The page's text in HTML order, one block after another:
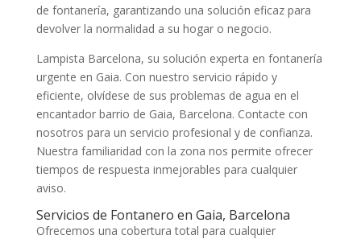
de fontanería, garantizando una solución eficaz para
devolver la normalidad a su hogar o negocio.
Lampista Barcelona, su solución experta en fontanería
urgente en Gaia. Con nuestro servicio rápido y
eficiente, olvídese de sus problemas de agua en el
encantador barrio de Gaia, Barcelona. Contacte con
nosotros para un servicio profesional y de confianza.
Nuestra familiaridad con la zona nos permite ofrecer
tiempos de respuesta inmejorables para cualquier
aviso.
Servicios de Fontanero en Gaia, Barcelona
Ofrecemos una cobertura total para cualquier